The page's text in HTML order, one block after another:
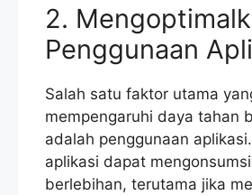
2.
Penggunaan
Salah satu faktor utama
mempengaruhi daya tahan
adalah penggunaan
aplikasi dapat
berlebihan, terutama jika